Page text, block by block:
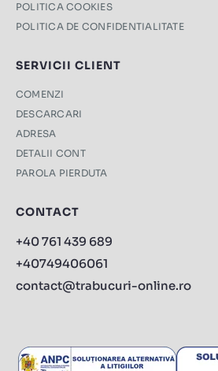
POLITICA COOKIES
POLITICA DE CONFIDENTIALITATE
SERVICII CLIENT
COMENZI
DESCARCARI
ADRESA
DETALII CONT
PAROLA PIERDUTA
CONTACT
+40 761 439 689
+40749406061
contact@trabucuri-online.ro